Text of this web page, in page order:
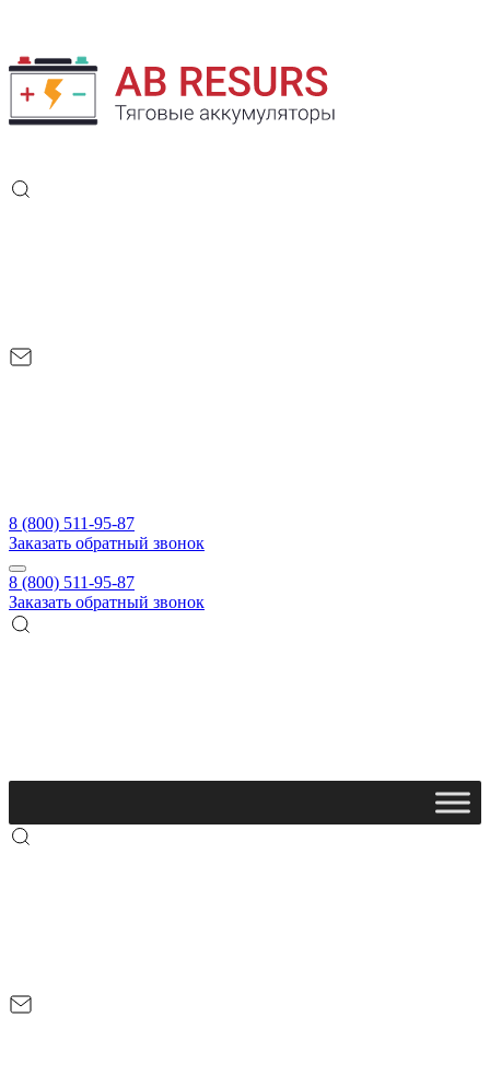
8 (800) 511-95-87
Заказать обратный звонок
8 (800) 511-95-87
Заказать обратный звонок